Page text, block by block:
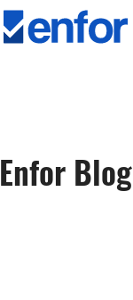
Enfor Blog